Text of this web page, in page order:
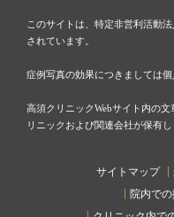
このサイトは、特定非営利活動
されています。
症例写真の効果につきましては
高須クリニックWebサイト内の
リニックおよび関連会社が保有
サイトマップ
院内で